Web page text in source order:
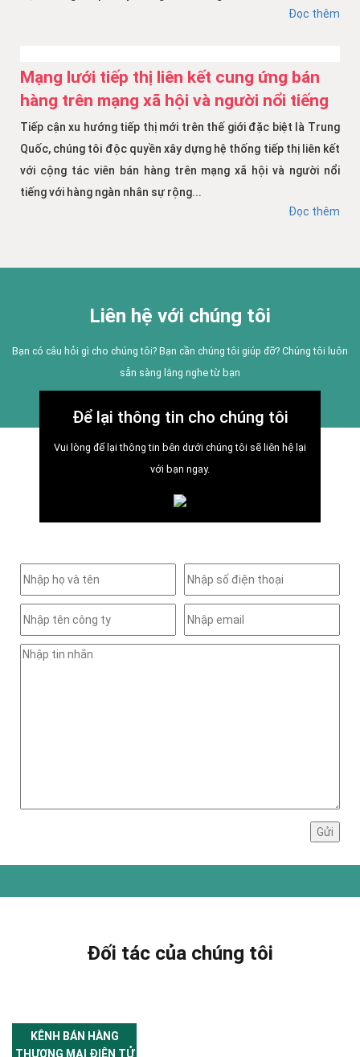
Đọc thêm
Mạng lưới tiếp thị liên kết cung ứng bán
hàng trên mạng xã hội và người nổi tiếng
Tiếp cận xu hướng tiếp thị mới trên thế giới đặc biệt là Trung
Quốc, chúng tôi độc quyền xây dựng hệ thống tiếp thị liên kết
với cộng tác viên bán hàng trên mạng xã hội và người nổi
tiếng với hàng ngàn nhân sự rộng...
Đọc thêm
Liên hệ với chúng tôi
Bạn có câu hỏi gì cho chúng tôi? Bạn cần chúng tôi giúp đỡ? Chúng tôi luôn
sẵn sàng lắng nghe từ bạn
Để lại thông tin cho chúng tôi
Vui lòng để lại thông tin bên dưới chúng tôi sẽ liên hệ lại
với bạn ngay.
Đối tác của chúng tôi
KÊNH BÁN HÀNG
THƯƠNG MẠI ĐIỆN TỬ